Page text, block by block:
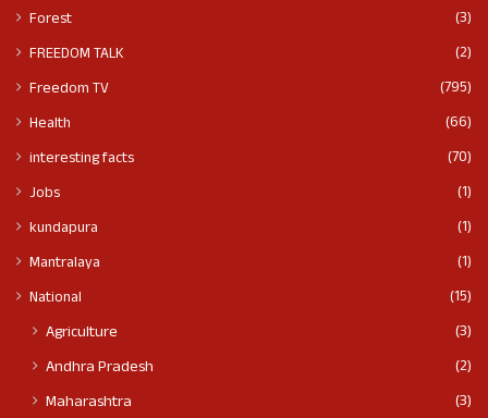
Forest
(3)
FREEDOM TALK
(2)
Freedom TV
(795)
Health
(66)
interesting facts
(70)
Jobs
(1)
kundapura
(1)
Mantralaya
(1)
National
(15)
Agriculture
(3)
Andhra Pradesh
(2)
Maharashtra
(3)